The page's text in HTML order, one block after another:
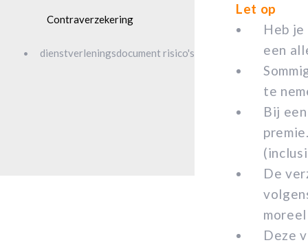
Contraverzekering
dienstverleningsdocument risico's
Let op
Heb
een
te
Bij
De
Deze